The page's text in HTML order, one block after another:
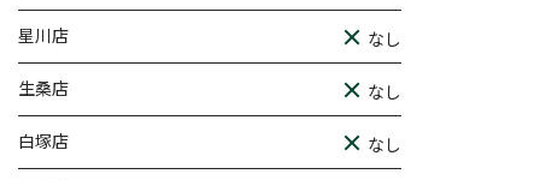
星川店 なし
生桑店 なし
白塚店 なし